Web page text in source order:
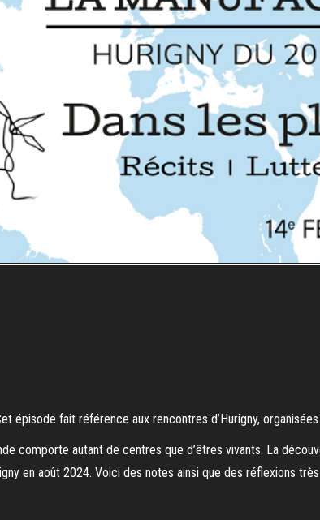
épisode fait référence aux rencontres d’Hurigny,
comporte autant de centres que d’êtres vivants. La
en août 2024. Voici des notes ainsi que des réflexions